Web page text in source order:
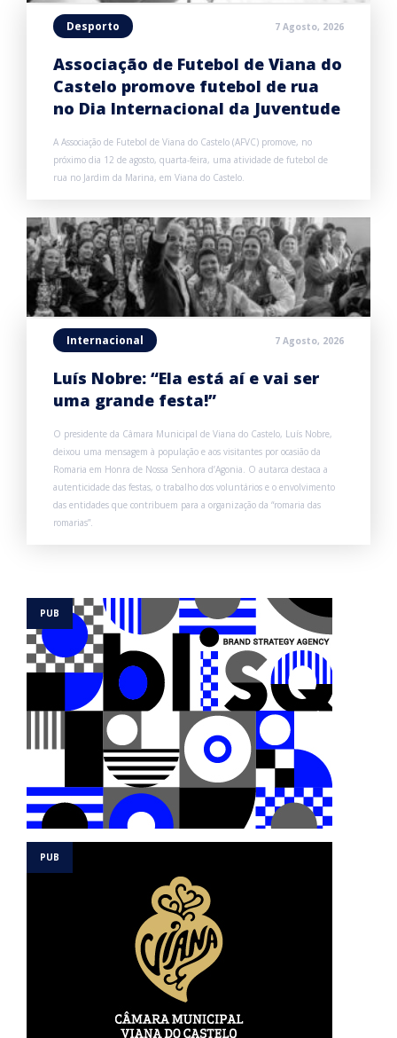
Desporto 7 Agosto, 2026
Associação de Futebol de Viana do
Castelo promove futebol de rua
no Dia Internacional da Juventude
A Associação de Futebol de Viana do Castelo (AFVC) promove, no
próximo dia 12 de agosto, quarta-feira, uma atividade de futebol de
rua no Jardim da Marina, em Viana do Castelo.
Internacional 7 Agosto, 2026
Luís Nobre: “Ela está aí e vai ser
uma grande festa!”
O presidente da Câmara Municipal de Viana do Castelo, Luís Nobre,
deixou uma mensagem à população e aos visitantes por ocasião da
Romaria em Honra de Nossa Senhora d’Agonia. O autarca destaca a
autenticidade das festas, o trabalho dos voluntários e o envolvimento
das entidades que contribuem para a organização da “romaria das
romarias”.